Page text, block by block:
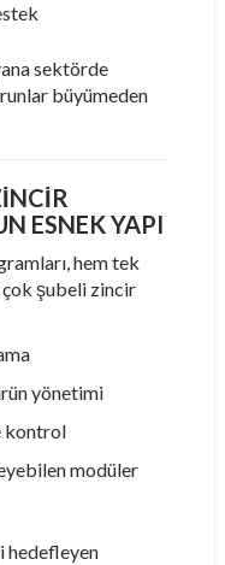
sektörde
büyümeden
ESNEK YAPI
hem tek
şubeli zincir
yönetimi
kontrol
modüler
hedefleyen